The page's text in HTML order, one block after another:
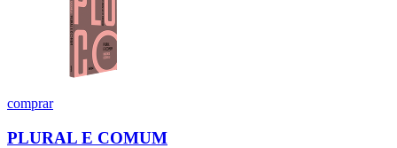
comprar
PLURAL E COMUM